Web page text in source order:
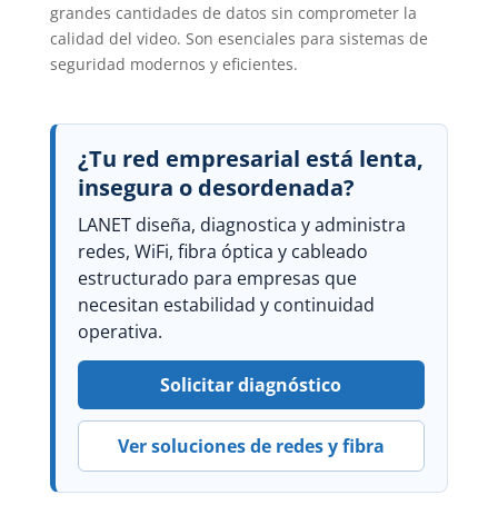
grandes cantidades de datos sin comprometer la
calidad del video. Son esenciales para sistemas de
seguridad modernos y eficientes.
¿Tu red empresarial está lenta,
insegura o desordenada?
LANET diseña, diagnostica y administra
redes, WiFi, fibra óptica y cableado
estructurado para empresas que
necesitan estabilidad y continuidad
operativa.
Solicitar diagnóstico
Ver soluciones de redes y fibra